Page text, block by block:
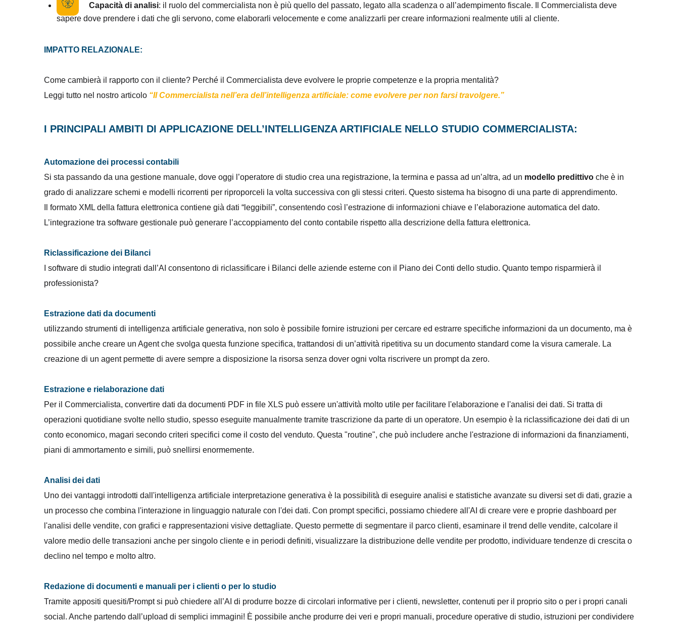
Capacità di analisi: il ruolo del commercialista non è più quello del passato, legato alla scadenza o all’adempimento fiscale. Il Commercialista deve
sapere dove prendere i dati che gli servono, come elaborarli velocemente e come analizzarli per creare informazioni realmente utili al cliente.
IMPATTO RELAZIONALE:
Come cambierà il rapporto con il cliente? Perché il Commercialista deve evolvere le proprie competenze e la propria mentalità?
Leggi tutto nel nostro articolo “Il Commercialista nell’era dell’intelligenza artificiale: come evolvere per non farsi travolgere.”
I PRINCIPALI AMBITI DI APPLICAZIONE DELL’INTELLIGENZA ARTIFICIALE NELLO STUDIO COMMERCIALISTA:
Automazione dei processi contabili
Si sta passando da una gestione manuale, dove oggi l’operatore di studio crea una registrazione, la termina e passa ad un’altra, ad un modello predittivo che è in
grado di analizzare schemi e modelli ricorrenti per riproporceli la volta successiva con gli stessi criteri. Questo sistema ha bisogno di una parte di apprendimento.
Il formato XML della fattura elettronica contiene già dati “leggibili”, consentendo così l’estrazione di informazioni chiave e l’elaborazione automatica del dato.
L’integrazione tra software gestionale può generare l’accoppiamento del conto contabile rispetto alla descrizione della fattura elettronica.
Riclassificazione dei Bilanci
I software di studio integrati dall’AI consentono di riclassificare i Bilanci delle aziende esterne con il Piano dei Conti dello studio. Quanto tempo risparmierà il
professionista?
Estrazione dati da documenti
utilizzando strumenti di intelligenza artificiale generativa, non solo è possibile fornire istruzioni per cercare ed estrarre specifiche informazioni da un documento, ma è
possibile anche creare un Agent che svolga questa funzione specifica, trattandosi di un’attività ripetitiva su un documento standard come la visura camerale. La
creazione di un agent permette di avere sempre a disposizione la risorsa senza dover ogni volta riscrivere un prompt da zero.
Estrazione e rielaborazione dati
Per il Commercialista, convertire dati da documenti PDF in file XLS può essere un'attività molto utile per facilitare l'elaborazione e l'analisi dei dati. Si tratta di
operazioni quotidiane svolte nello studio, spesso eseguite manualmente tramite trascrizione da parte di un operatore. Un esempio è la riclassificazione dei dati di un
conto economico, magari secondo criteri specifici come il costo del venduto. Questa "routine", che può includere anche l'estrazione di informazioni da finanziamenti,
piani di ammortamento e simili, può snellirsi enormemente.
Analisi dei dati
Uno dei vantaggi introdotti dall'intelligenza artificiale interpretazione generativa è la possibilità di eseguire analisi e statistiche avanzate su diversi set di dati, grazie a
un processo che combina l'interazione in linguaggio naturale con l'dei dati. Con prompt specifici, possiamo chiedere all'AI di creare vere e proprie dashboard per
l'analisi delle vendite, con grafici e rappresentazioni visive dettagliate. Questo permette di segmentare il parco clienti, esaminare il trend delle vendite, calcolare il
valore medio delle transazioni anche per singolo cliente e in periodi definiti, visualizzare la distribuzione delle vendite per prodotto, individuare tendenze di crescita o
declino nel tempo e molto altro.
Redazione di documenti e manuali per i clienti o per lo studio
Tramite appositi quesiti/Prompt si può chiedere all’AI di produrre bozze di circolari informative per i clienti, newsletter, contenuti per il proprio sito o per i propri canali
social. Anche partendo dall’upload di semplici immagini! È possibile anche produrre dei veri e propri manuali, procedure operative di studio, istruzioni per condividere